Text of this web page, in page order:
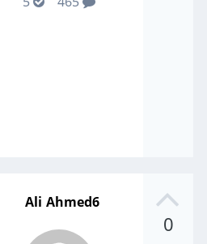
0
Ali Ahmed6